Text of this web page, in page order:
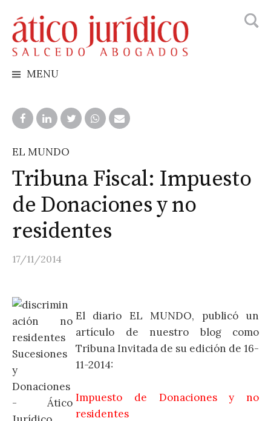
to
content
MENU
EL MUNDO
Tribuna Fiscal: Impuesto
de Donaciones y no
residentes
17/11/2014
El diario EL MUNDO, publicó un
artículo de nuestro blog como
Tribuna Invitada de su edición de 16-
11-2014:
Impuesto de Donaciones y no
residentes